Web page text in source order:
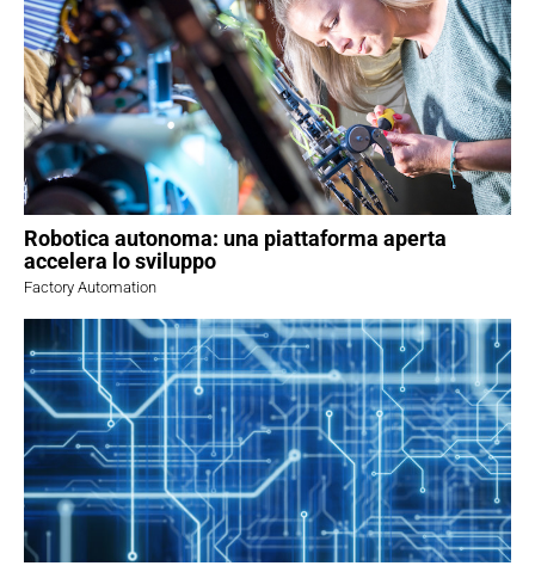
Robotica autonoma: una piattaforma aperta
accelera lo sviluppo
Factory Automation